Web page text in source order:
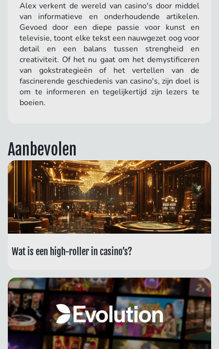
Alex verkent de wereld van casino's door middel
van informatieve en onderhoudende artikelen.
Gevoed door een diepe passie voor kunst en
televisie, toont elke tekst een nauwgezet oog voor
detail en een balans tussen strengheid en
creativiteit. Of het nu gaat om het demystificeren
van gokstrategieën of het vertellen van de
fascinerende geschiedenis van casino's, zijn doel is
om te informeren en tegelijkertijd zijn lezers te
boeien.
Aanbevolen
Wat is een high-roller in casino’s?